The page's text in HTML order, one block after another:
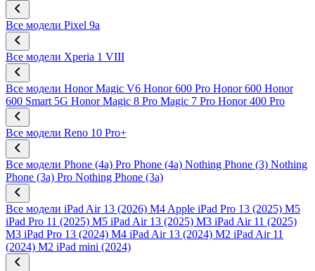
Все модели Pixel 9a
Все модели Xperia 1 VIII
Все модели Honor Magic V6 Honor 600 Pro Honor 600 Honor
600 Smart 5G Honor Magic 8 Pro Magic 7 Pro Honor 400 Pro
Все модели Reno 10 Pro+
Все модели Phone (4a) Pro Phone (4a) Nothing Phone (3) Nothing
Phone (3a) Pro Nothing Phone (3a)
Все модели iPad Air 13 (2026) M4 Apple iPad Pro 13 (2025) M5
iPad Pro 11 (2025) M5 iPad Air 13 (2025) M3 iPad Air 11 (2025)
M3 iPad Pro 13 (2024) M4 iPad Air 13 (2024) M2 iPad Air 11
(2024) M2 iPad mini (2024)